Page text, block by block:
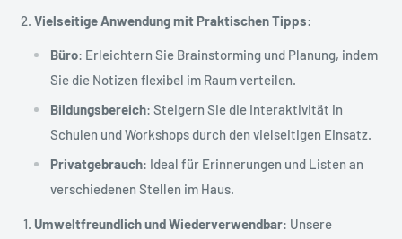
Vielseitige Anwendung mit Praktischen Tipps:
Büro: Erleichtern Sie Brainstorming und Planung, indem
Sie die Notizen flexibel im Raum verteilen.
Bildungsbereich: Steigern Sie die Interaktivität in
Schulen und Workshops durch den vielseitigen Einsatz.
Privatgebrauch: Ideal für Erinnerungen und Listen an
verschiedenen Stellen im Haus.
Umweltfreundlich und Wiederverwendbar: Unsere